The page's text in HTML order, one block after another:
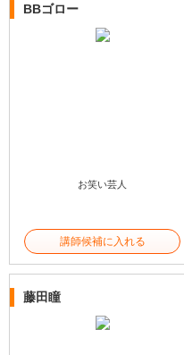
BBゴロー
お笑い芸人
講師候補に入れる
藤田瞳